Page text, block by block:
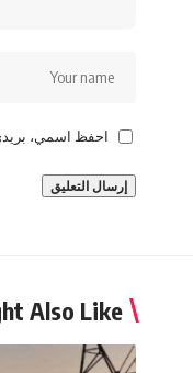
احفظ اسمي، بريدي
Also Like